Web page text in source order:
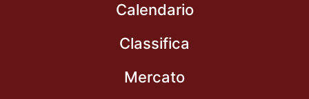
Calendario
Classifica
Mercato